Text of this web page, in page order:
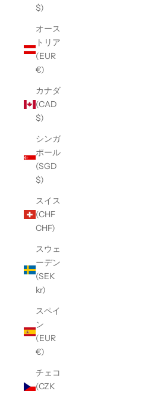
$)
オース
トリア
(EUR
€)
カナダ
(CAD
$)
シンガ
ポール
(SGD
$)
スイス
(CHF
CHF)
スウェ
ーデン
(SEK
kr)
スペイ
ン
(EUR
€)
チェコ
(CZK